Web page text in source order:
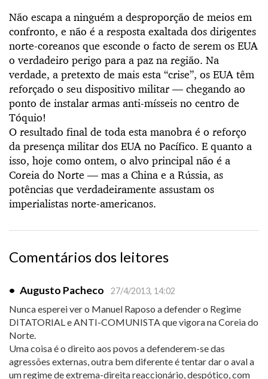
Não escapa a ninguém a desproporção de meios em
confronto, e não é a resposta exaltada dos dirigentes
norte-coreanos que esconde o facto de serem os EUA
o verdadeiro perigo para a paz na região. Na
verdade, a pretexto de mais esta “crise”, os EUA têm
reforçado o seu dispositivo militar — chegando ao
ponto de instalar armas anti-mísseis no centro de
Tóquio!
O resultado final de toda esta manobra é o reforço
da presença militar dos EUA no Pacífico. E quanto a
isso, hoje como ontem, o alvo principal não é a
Coreia do Norte — mas a China e a Rússia, as
potências que verdadeiramente assustam os
imperialistas norte-americanos.
Comentários dos leitores
• Augusto Pacheco 27/4/2013, 14:02
Nunca esperei ver o Manuel Raposo a defender o Regime
DITATORIAL e ANTI-COMUNISTA que vigora na Coreia do
Norte.
Uma coisa é o direito aos povos a defenderem-se das
agressões externas, outra bem diferente é tentar dar o aval a
um regime de extrema-direita reaccionário, despótico, com